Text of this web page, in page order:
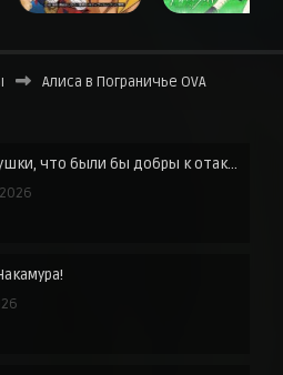
Алиса в Пограничье OVA
Где те девушки, что были бы добры к отаку?
2026